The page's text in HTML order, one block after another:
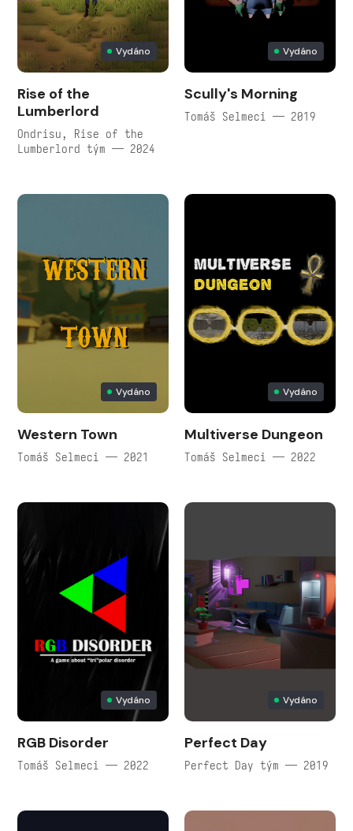
Vydáno
Rise of the
Lumberlord
Ondrisu, Rise of the
Lumberlord tým — 2024
Vydáno
Scully's Morning
Tomáš Selmeci — 2019
Vydáno
Western Town
Tomáš Selmeci — 2021
Vydáno
Multiverse Dungeon
Tomáš Selmeci — 2022
Vydáno
RGB Disorder
Tomáš Selmeci — 2022
Vydáno
Perfect Day
Perfect Day tým — 2019